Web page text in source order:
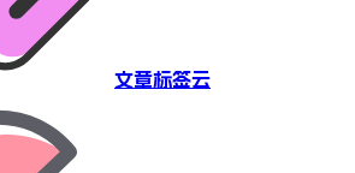
文章标签云